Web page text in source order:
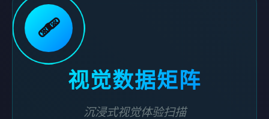
🩹
视觉数据矩阵
沉浸式视觉体验扫描